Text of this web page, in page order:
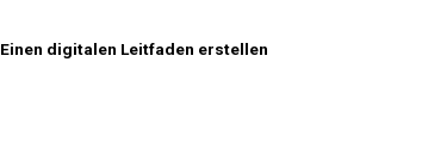
Einen digitalen Leitfaden erstellen